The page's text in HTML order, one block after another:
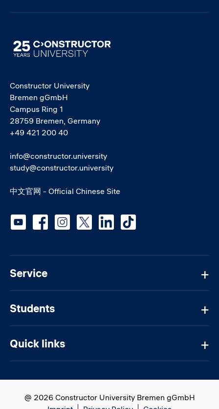
Image
Constructor University
Bremen gGmbH
Campus Ring 1
28759 Bremen, Germany
+49 421 200 40
info@constructor.university
study@constructor.university
中文官网 - Official Chinese Site
Service
Students
Quick links
Social media
@ 2026 Constructor University Bremen gGmbH